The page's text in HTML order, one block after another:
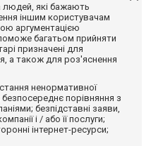
людей, які бажають
іншим користувачам
аргументацією
багатьом прийняти
призначені для
а також для роз'яснення
ненормативної
порівняння з
безпідставні заяви,
і / або її послуги;
інтернет-ресурси;